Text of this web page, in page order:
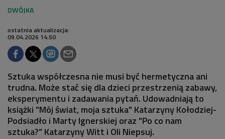
ostatnia aktualizacja:
09.04.2026 14:50
Sztuka współczesna nie musi być hermetyczna ani
trudna. Może stać się dla dzieci przestrzenią zabawy,
eksperymentu i zadawania pytań. Udowadniają to
książki "Mój świat, moja sztuka" Katarzyny Kołodziej-
Podsiadło i Marty Ignerskiej oraz "Po co nam
sztuka?” Katarzyny Witt i Oli Niepsuj.